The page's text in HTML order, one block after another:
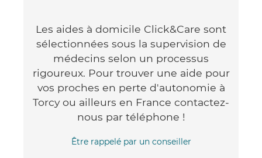
Les aides à domicile Click&Care sont
sélectionnées sous la supervision de
médecins selon un processus
rigoureux. Pour trouver une aide pour
vos proches en perte d'autonomie à
Torcy ou ailleurs en France contactez-
nous par téléphone !
Être rappelé par un conseiller